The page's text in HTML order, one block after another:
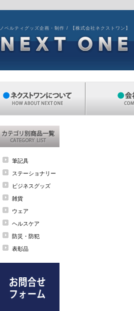
ノベルティグッズ企画・制作 / 【株式会社ネクストワン】
筆記具
ステーショナリー
ビジネスグッズ
雑貨
ウェア
ヘルスケア
防災・防犯
表彰品